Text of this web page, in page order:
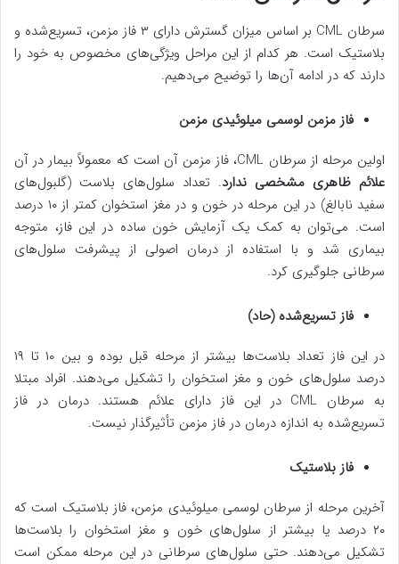
سرطان CML بر اساس میزان گسترش دارای ۳ فاز مزمن، تسریع‌شده و
بلاستیک است. هر کدام از این مراحل ویژگی‌های مخصوص به خود را
دارند که در ادامه آن‌ها را توضیح می‌دهیم.
فاز مزمن لوسمی میلوئیدی مزمن
اولین مرحله از سرطان CML، فاز مزمن آن است که معمولاً بیمار در آن
علائم ظاهری مشخصی ندارد. تعداد سلول‌های بلاست (گلبول‌های
سفید نابالغ) در این مرحله در خون و در مغز استخوان کمتر از ۱۰ درصد
است. می‌توان به کمک یک آزمایش خون ساده در این فاز، متوجه
بیماری شد و با استفاده از درمان اصولی از پیشرفت سلول‌های
سرطانی جلوگیری کرد.
فاز تسریع‌شده (حاد)
در این فاز تعداد بلاست‌ها بیشتر از مرحله قبل بوده و بین ۱۰ تا ۱۹
درصد سلول‌های خون و مغز استخوان را تشکیل می‌دهند. افراد مبتلا
به سرطان CML در این فاز دارای علائم هستند. درمان در فاز
تسریع‌شده به اندازه درمان در فاز مزمن تأثیرگذار نیست.
فاز بلاستیک
آخرین مرحله از سرطان لوسمی میلوئیدی مزمن، فاز بلاستیک است که
۲۰ درصد یا بیشتر از سلول‌های خون و مغز استخوان را بلاست‌ها
تشکیل می‌دهند. حتی سلول‌های سرطانی در این مرحله ممکن است